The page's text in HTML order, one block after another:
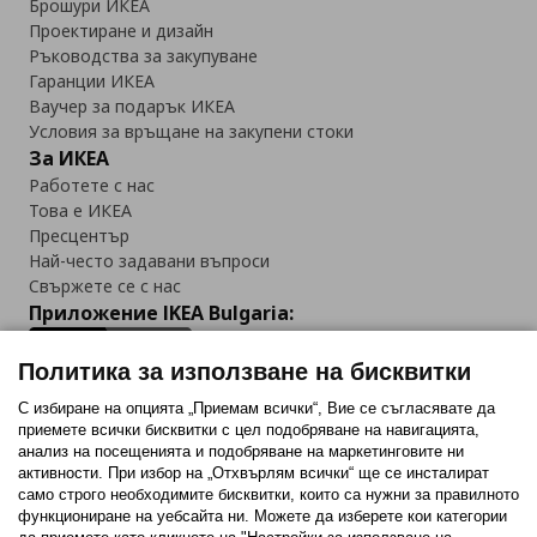
Брошури ИКЕА
Проектиране и дизайн
Ръководства за закупуване
Гаранции ИКЕА
Ваучер за подарък ИКЕА
Условия за връщане на закупени стоки
За ИКЕА
Работете с нас
Това е ИКЕА
Пресцентър
Най-често задавани въпроси
Свържете се с нас
Приложение IKEA Bulgaria:
Последвайте ни:
FacebookTwitterYoutubePinterestInstagram
Политика за използване на бисквитки
С избиране на опцията „Приемам всички“, Вие се съгласявате да
приемете всички бисквитки с цел подобряване на навигацията,
анализ на посещенията и подобряване на маркетинговите ни
активности. При избор на „Отхвърлям всички“ ще се инсталират
само строго необходимитe бисквитки, които са нужни за правилното
функциониране на уебсайта ни. Можете да изберете кои категории